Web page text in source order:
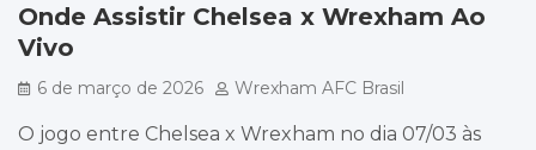
Onde Assistir Chelsea x Wrexham Ao
Vivo
6 de março de 2026 Wrexham AFC Brasil
O jogo entre Chelsea x Wrexham no dia 07/03 às